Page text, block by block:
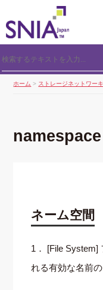
ホーム > ストレージネットワー
namespace
ネーム空間
1． [File System]
れる有効な名前の